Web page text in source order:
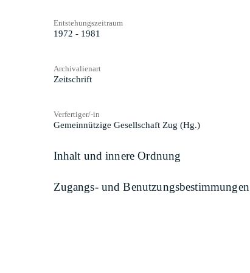
Entstehungszeitraum
1972 - 1981
Archivalienart
Zeitschrift
Verfertiger/-in
Gemeinnützige Gesellschaft Zug (Hg.)
Inhalt und innere Ordnung
Zugangs- und Benutzungsbestimmungen